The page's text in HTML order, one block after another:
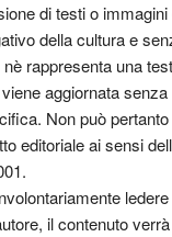
di testi o immagini
della cultura e
rappresenta una
aggiornata senza
Non può pertanto
editoriale ai sensi
il contenuto verrà